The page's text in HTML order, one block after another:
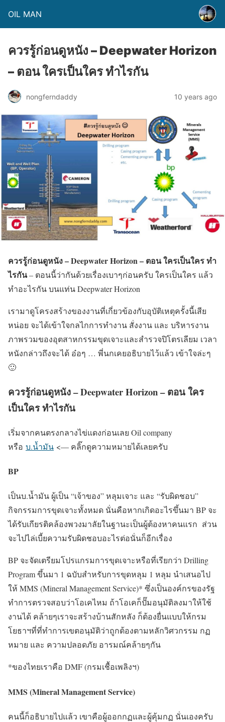
OIL MAN
ควรรู้ก่อนดูหนัง – Deepwater Horizon
– ตอน ใครเป็นใคร ทำไรกัน
nongferndaddy 10 years ago
ควรรู้ก่อนดูหนัง – Deepwater Horizon – ตอน ใครเป็นใคร ทำ
ไรกัน– ตอนนี้ว่ากันด้วยเรื่องเบาๆก่อนครับ ใครเป็นใคร แล้ว
ทำอะไรกัน บนแท่น Deepwater Horizon
เรามาดูโครงสร้างของงานที่เกี่ยวข้องกับอุบัติเหตุครั้งนี้เสีย
หน่อย จะได้เข้าใจกลไกการทำงาน สั่งงาน และ บริหารงาน
ภาพรวมของอุตสาหกรรมขุดเจาะและสำรวจปิโตรเลียม เวลา
หนังกล่าวถึงจะได้ อ๋อๆ … พี่นกเคยอธิบายไว้แล้ว เข้าใจล่ะๆ
🙂
ควรรู้ก่อนดูหนัง – Deepwater Horizon – ตอน ใคร
เป็นใคร ทำไรกัน
เริ่มจากคนตรงกลางไข่แดงก่อนเลย Oil company
หรือ บ.น้ำมัน <— คลิ๊กดูความหมายได้เลยครับ
BP
เป็นบ.น้ำมัน ผู้เป็น “เจ้าของ” หลุมเจาะ และ “รับผิดชอบ”
กิจกรรมการขุดเจาะทั้งหมด นั่นคือหากเกิดอะไรขึ้นมา BP จะ
ได้รับเกียรติคล้องพวงมาลัยในฐานะเป็นผู้ต้องหาคนแรก ส่วน
จะไปไล่เบี้ยความรับผิดชอบอะไรต่อนั่นก็อีกเรื่อง
BP จะจัดเตรียมโปรแกรมการขุดเจาะหรือที่เรียกว่า Drilling
Program ขึ้นมา 1 ฉบับสำหรับการขุดหลุม 1 หลุม นำเสนอไป
ให้ MMS (Mineral Management Service)* ซึ่งเป็นองค์กรของรัฐ
ทำการตรวจสอบว่าโอเคไหม ถ้าโอเคก็ปั๊มอนุมัติลงมาให้ใช้
งานได้ คล้ายๆเราจะสร้างบ้านสักหลัง ก็ต้องยื่นแบบให้กรม
โยธาฯที่ที่ทำการเขตอนุมัติว่าถูกต้องตามหลักวิศวกรรม กฏ
หมาย และ ความปลอดภัย อารมณ์คล้ายๆกัน
*ของไทยเราคือ DMF (กรมเชื้อเพลิงฯ)
MMS (Mineral Management Service)
คนนี้ก็อธิบายไปแล้ว เขาคือผู้ออกกฏและผู้คุ้มกฏ นั่นเองครับ